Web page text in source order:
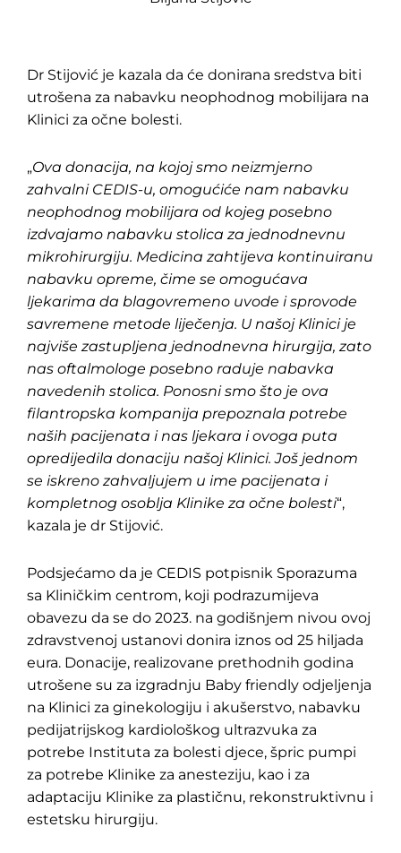
Pretraga
za:
Dr Stijović je kazala da će donirana sredstva biti
utrošena za nabavku neophodnog mobilijara na
Klinici za očne bolesti.
„Ova donacija, na kojoj smo neizmjerno
zahvalni CEDIS-u, omogućiće nam nabavku
neophodnog mobilijara od kojeg posebno
izdvajamo nabavku stolica za jednodnevnu
mikrohirurgiju. Medicina zahtijeva kontinuiranu
nabavku opreme, čime se omogućava
ljekarima da blagovremeno uvode i sprovode
savremene metode liječenja. U našoj Klinici je
najviše zastupljena jednodnevna hirurgija, zato
nas oftalmologe posebno raduje nabavka
navedenih stolica. Ponosni smo što je ova
filantropska kompanija prepoznala potrebe
naših pacijenata i nas ljekara i ovoga puta
opredijedila donaciju našoj Klinici. Još jednom
se iskreno zahvaljujem u ime pacijenata i
kompletnog osoblja Klinike za očne bolesti“,
kazala je dr Stijović.
Podsjećamo da je CEDIS potpisnik Sporazuma
sa Kliničkim centrom, koji podrazumijeva
obavezu da se do 2023. na godišnjem nivou ovoj
zdravstvenoj ustanovi donira iznos od 25 hiljada
eura. Donacije, realizovane prethodnih godina
utrošene su za izgradnju Baby friendly odjeljenja
na Klinici za ginekologiju i akušerstvo, nabavku
pedijatrijskog kardiološkog ultrazvuka za
potrebe Instituta za bolesti djece, špric pumpi
za potrebe Klinike za anesteziju, kao i za
adaptaciju Klinike za plastičnu, rekonstruktivnu i
estetsku hirurgiju.